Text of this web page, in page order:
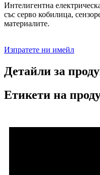
Интелигентна
със серво кобилица,
материалите.
Изпратете ни имейл
Детайли за
Етикети на